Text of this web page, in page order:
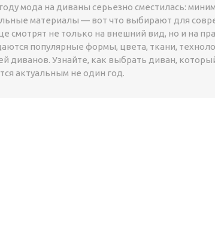
мода на диваны серьезно сместилась:
материалы — вот что выбирают для
смотрят не только на внешний вид, но и на
популярные формы, цвета, ткани,
диванов. Узнайте, как выбрать диван,
актуальным не один год.